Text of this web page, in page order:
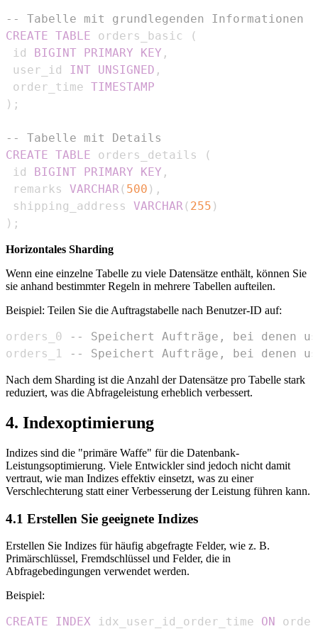
-- Tabelle mit grundlegenden Informationen
CREATE TABLE orders_basic
(
id BIGINT PRIMARY KEY ,
user_id INT UNSIGNED ,
order_time TIMESTAMP
) ;
-- Tabelle mit Details
CREATE TABLE orders_details
(
id BIGINT PRIMARY KEY ,
remarks VARCHAR( 500 ) ,
shipping_address VARCHAR( 255 )
) ;
Horizontales Sharding
Wenn eine einzelne Tabelle zu viele Datensätze enthält, können Sie
sie anhand bestimmter Regeln in mehrere Tabellen aufteilen.
Beispiel: Teilen Sie die Auftragstabelle nach Benutzer-ID auf:
orders_0
-- Speichert Aufträge, bei denen
orders_1
-- Speichert Aufträge, bei denen
Nach dem Sharding ist die Anzahl der Datensätze pro Tabelle stark
reduziert, was die Abfrageleistung erheblich verbessert.
4. Indexoptimierung
Indizes sind die "primäre Waffe" für die Datenbank-
Leistungsoptimierung. Viele Entwickler sind jedoch nicht damit
vertraut, wie man Indizes effektiv einsetzt, was zu einer
Verschlechterung statt einer Verbesserung der Leistung führen kann.
4.1 Erstellen Sie geeignete Indizes
Erstellen Sie Indizes für häufig abgefragte Felder, wie z. B.
Primärschlüssel, Fremdschlüssel und Felder, die in
Abfragebedingungen verwendet werden.
Beispiel:
CREATE INDEX idx_user_id_order_time ON